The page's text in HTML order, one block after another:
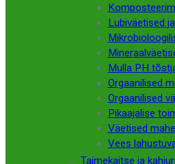
Lubiväetised
Mulla PH
Orgaanilised
Orgaanilised
Pikaajalise
Väetised
Vees
Taimekaitse ja